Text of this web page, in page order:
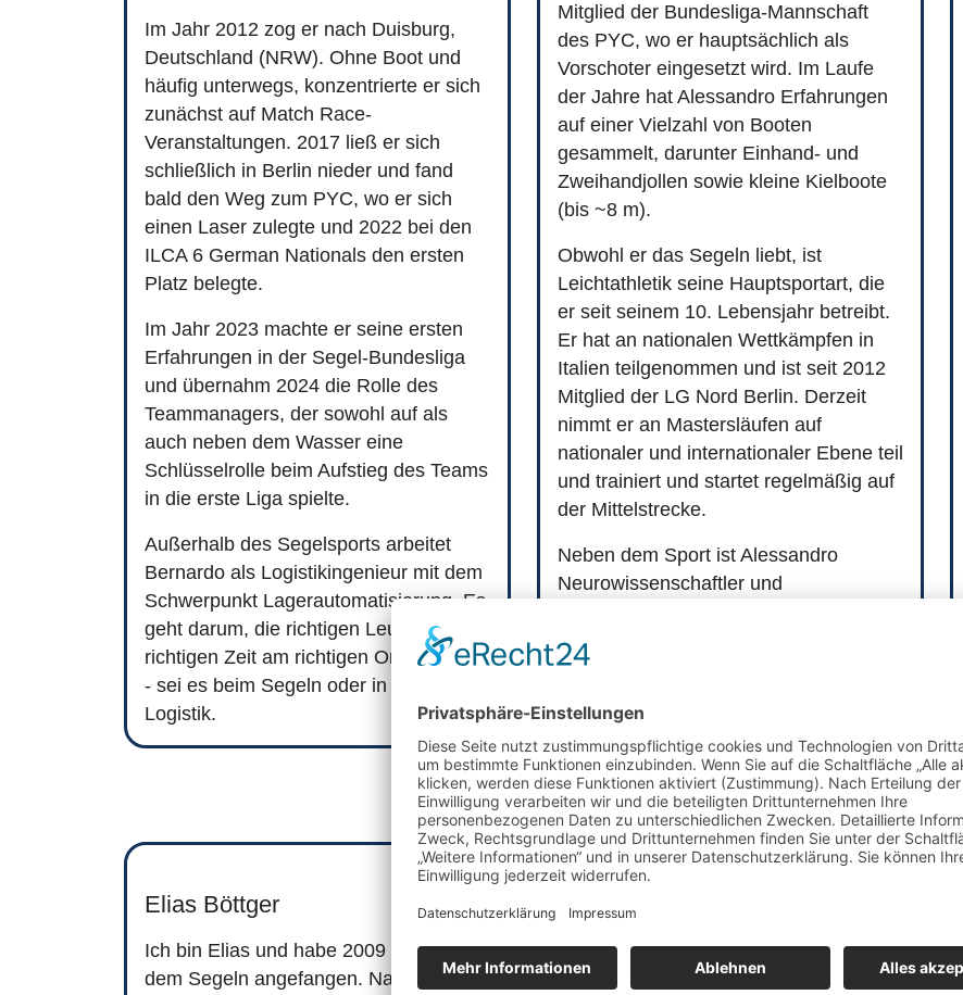
Im Jahr 2012 zog er nach Duisburg,
Deutschland (NRW). Ohne Boot und
häufig unterwegs, konzentrierte er sich
zunächst auf Match Race-
Veranstaltungen. 2017 ließ er sich
schließlich in Berlin nieder und fand
bald den Weg zum PYC, wo er sich
einen Laser zulegte und 2022 bei den
ILCA 6 German Nationals den ersten
Platz belegte.
Im Jahr 2023 machte er seine ersten
Erfahrungen in der Segel-Bundesliga
und übernahm 2024 die Rolle des
Teammanagers, der sowohl auf als
auch neben dem Wasser eine
Schlüsselrolle beim Aufstieg des Teams
in die erste Liga spielte.
Außerhalb des Segelsports arbeitet
Bernardo als Logistikingenieur mit dem
Schwerpunkt Lagerautomatisierung. Es
geht darum, die richtigen Leute zur
richtigen Zeit am richtigen Ort zu haben
- sei es beim Segeln oder in der
Logistik.
Mitglied der Bundesliga-Mannschaft
des PYC, wo er hauptsächlich als
Vorschoter eingesetzt wird. Im Laufe
der Jahre hat Alessandro Erfahrungen
auf einer Vielzahl von Booten
gesammelt, darunter Einhand- und
Zweihandjollen sowie kleine Kielboote
(bis ~8 m).
Obwohl er das Segeln liebt, ist
Leichtathletik seine Hauptsportart, die
er seit seinem 10. Lebensjahr betreibt.
Er hat an nationalen Wettkämpfen in
Italien teilgenommen und ist seit 2012
Mitglied der LG Nord Berlin. Derzeit
nimmt er an Mastersläufen auf
nationaler und internationaler Ebene teil
und trainiert und startet regelmäßig auf
der Mittelstrecke.
Neben dem Sport ist Alessandro
Neurowissenschaftler und
Nervensystem die Bewegung steuert.
Als Experte für Fortbewegung
darauf, wie sensorisches Feedback die
motorische Kontrolle bei Menschen und
Mäusen beeinflusst.
Elias Böttger
Ich bin Elias und habe 2009 im PYC mit
dem Segeln angefangen. Nach dem
Line Wolters
Line kam mit sieben Jahren über eine
Schul-AG zum Segeln und in den